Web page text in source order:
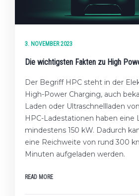
3. NOVEMBER 2023
Die wichtigsten Fakten zu High
Der Begriff HPC steht in der
High-Power Charging, auch
Laden oder Ultraschnellladen
HPC-Ladestationen haben eine
mindestens 150 kW. Dadurch
eine Reichweite von rund 300
Minuten aufgeladen werden.
READ MORE